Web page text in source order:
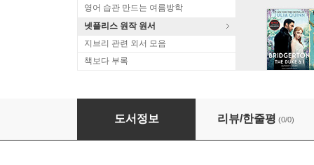
영어 습관 만드는 여름방학
넷플리스 원작 원서
지브리 관련 외서 모음
책보다 부록
The Cellist of Sarajevo
도서정보 리뷰/한줄평 (0/0)